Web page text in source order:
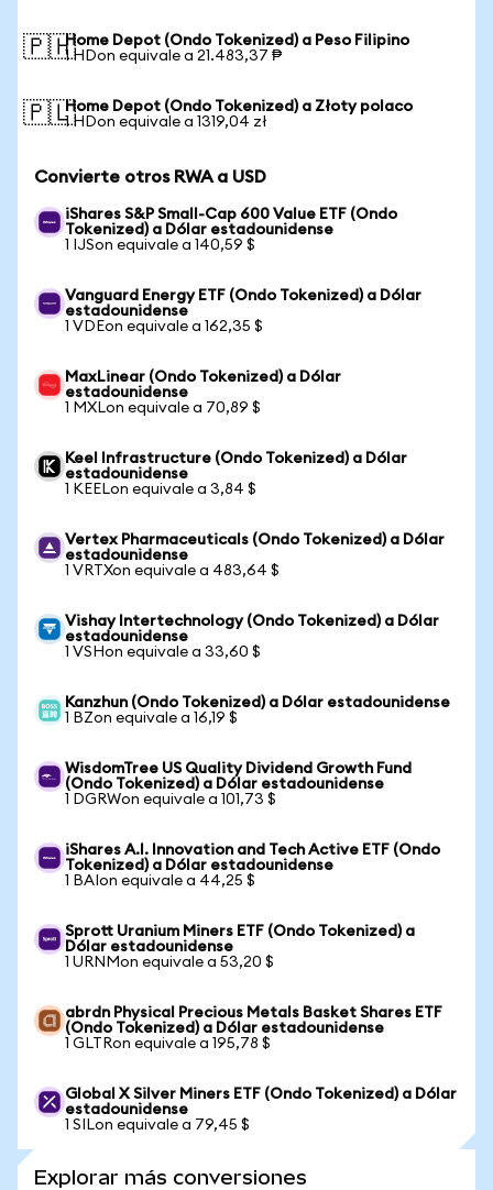
🇵🇭Home Depot (Ondo Tokenized) a Peso Filipino
1 HDon equivale a 21.483,37 ₱
🇵🇱Home Depot (Ondo Tokenized) a Złoty polaco
1 HDon equivale a 1319,04 zł
Convierte otros RWA a USD
iShares S&P Small-Cap 600 Value ETF (Ondo
Tokenized) a Dólar estadounidense
1 IJSon equivale a 140,59 $
Vanguard Energy ETF (Ondo Tokenized) a Dólar
estadounidense
1 VDEon equivale a 162,35 $
MaxLinear (Ondo Tokenized) a Dólar
estadounidense
1 MXLon equivale a 70,89 $
Keel Infrastructure (Ondo Tokenized) a Dólar
estadounidense
1 KEELon equivale a 3,84 $
Vertex Pharmaceuticals (Ondo Tokenized) a Dólar
estadounidense
1 VRTXon equivale a 483,64 $
Vishay Intertechnology (Ondo Tokenized) a Dólar
estadounidense
1 VSHon equivale a 33,60 $
Kanzhun (Ondo Tokenized) a Dólar estadounidense
1 BZon equivale a 16,19 $
WisdomTree US Quality Dividend Growth Fund
(Ondo Tokenized) a Dólar estadounidense
1 DGRWon equivale a 101,73 $
iShares A.I. Innovation and Tech Active ETF (Ondo
Tokenized) a Dólar estadounidense
1 BAIon equivale a 44,25 $
Sprott Uranium Miners ETF (Ondo Tokenized) a
Dólar estadounidense
1 URNMon equivale a 53,20 $
abrdn Physical Precious Metals Basket Shares ETF
(Ondo Tokenized) a Dólar estadounidense
1 GLTRon equivale a 195,78 $
Global X Silver Miners ETF (Ondo Tokenized) a Dólar
estadounidense
1 SILon equivale a 79,45 $
Explorar más conversiones